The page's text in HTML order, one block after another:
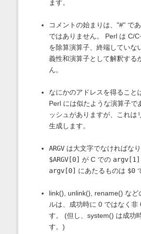
ます。
コメントの始まりは、"#" で
ではありません。 Perl は C/
を除算演算子、終端していな
義性和演算子として解釈する
ん。
なにかのアドレスを得ること
Perl には似たような演算子で
ッシュがありますが、これは
生成します。
ARGVは大文字でなければなり
$ARGV[0] が C での argv[1]
argv[0] にあたるものは $0
link(), unlink(), rename() など
ルは、成功時に 0 ではなく非
す。 (但し、system() は成功
す。)